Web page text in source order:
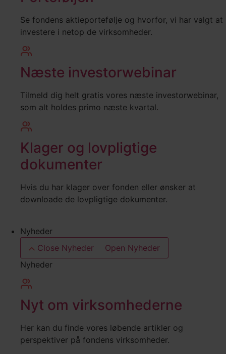
Se fondens aktieportefølje og hvorfor, vi har valgt at
investere i netop de virksomheder.
Næste investorwebinar
Tilmeld dig helt gratis vores næste investorwebinar,
som alt holdes primo næste kvartal.
Klager og lovpligtige
dokumenter
Hvis du har klager over fonden eller ønsker at
downloade de lovpligtige dokumenter.
Nyheder
Close Nyheder
Open Nyheder
Nyheder
Nyt om virksomhederne
Her kan du finde vores løbende artikler og
perspektiver på fondens virksomheder.